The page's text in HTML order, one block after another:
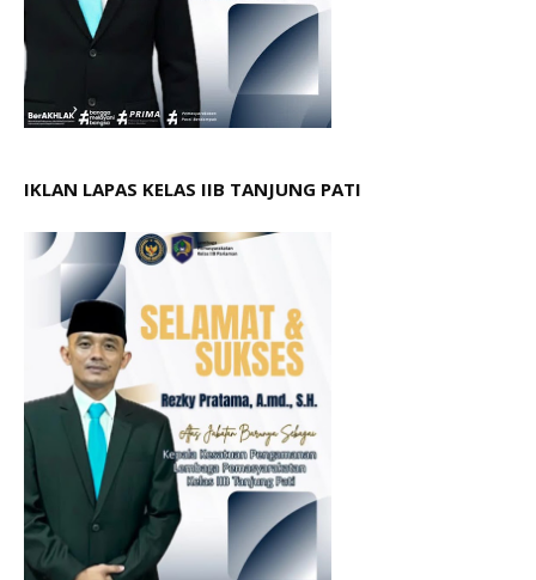
IKLAN LAPAS KELAS IIB TANJUNG PATI